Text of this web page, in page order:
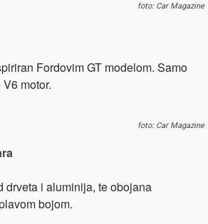
foto: Car Magazine
Fordovim GT modelom. Samo
motor.
foto: Car Magazine
drveta i aluminija, te obojana
bojom.